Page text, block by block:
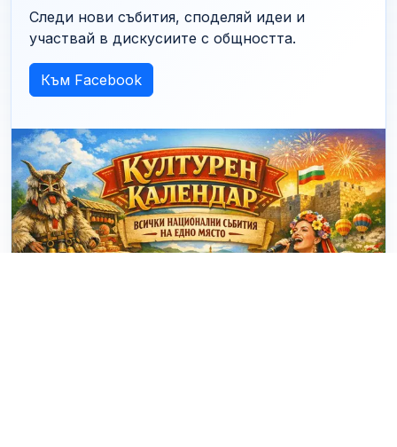
Следи нови събития, споделяй идеи и
участвай в дискусиите с общността.
Към Facebook